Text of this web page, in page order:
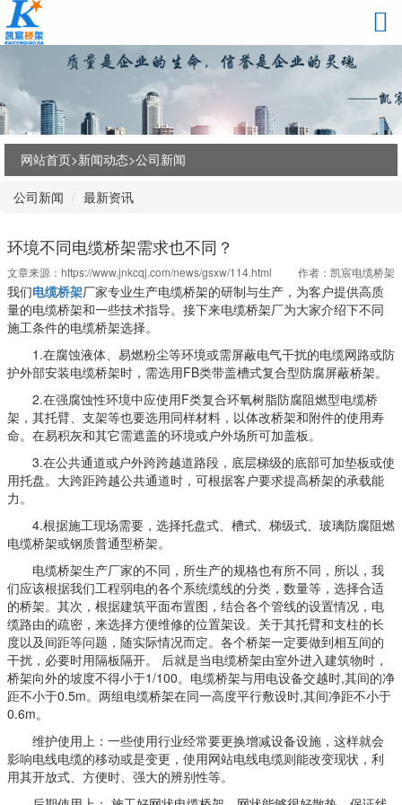
网站首页>新闻动态>公司新闻
公司新闻 最新资讯
环境不同电缆桥架需求也不同？
文章来源： https://www.jnkcqj.com/news/gsxw/114.html 作者：凯宸电缆桥架
我们电缆桥架厂家专业生产电缆桥架的研制与生产，为客户提供高质
量的电缆桥架和一些技术指导。接下来电缆桥架厂为大家介绍下不同
施工条件的电缆桥架选择。
1.在腐蚀液体、易燃粉尘等环境或需屏蔽电气干扰的电缆网路或防
护外部安装电缆桥架时，需选用FB类带盖槽式复合型防腐屏蔽桥架。
2.在强腐蚀性环境中应使用F类复合环氧树脂防腐阻燃型电缆桥
架，其托臂、支架等也要选用同样材料，以体改桥架和附件的使用寿
命。在易积灰和其它需遮盖的环境或户外场所可加盖板。
3.在公共通道或户外跨跨越道路段，底层梯级的底部可加垫板或使
用托盘。大跨距跨越公共通道时，可根据客户要求提高桥架的承载能
力。
4.根据施工现场需要，选择托盘式、槽式、梯级式、玻璃防腐阻燃
电缆桥架或钢质普通型桥架。
电缆桥架生产厂家的不同，所生产的规格也有所不同，所以，我
们应该根据我们工程弱电的各个系统缆线的分类，数量等，选择合适
的桥架。其次，根据建筑平面布置图，结合各个管线的设置情况，电
缆路由的疏密，来选择方便维修的位置架设。关于其托臂和支柱的长
度以及间距等问题，随实际情况而定。各个桥架一定要做到相互间的
干扰，必要时用隔板隔开。 后就是当电缆桥架由室外进入建筑物时，
桥架向外的坡度不得小于1/100。电缆桥架与用电设备交越时,其间的净
距不小于0.5m。两组电缆桥架在同一高度平行敷设时,其间净距不小于
0.6m。
维护使用上：一些使用行业经常要更换增减设备设施，这样就会
影响电线电缆的移动或是变更，使用网站电线电缆则能改变现状，利
用其开放式、方便时、强大的辨别性等。